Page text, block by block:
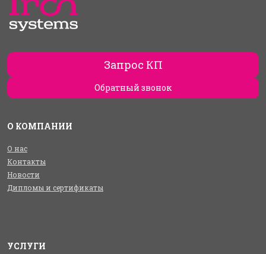
Запрос КП
Обратный звонок
О КОМПАНИИ
О нас
Контакты
Новости
Дипломы и сертификаты
УСЛУГИ